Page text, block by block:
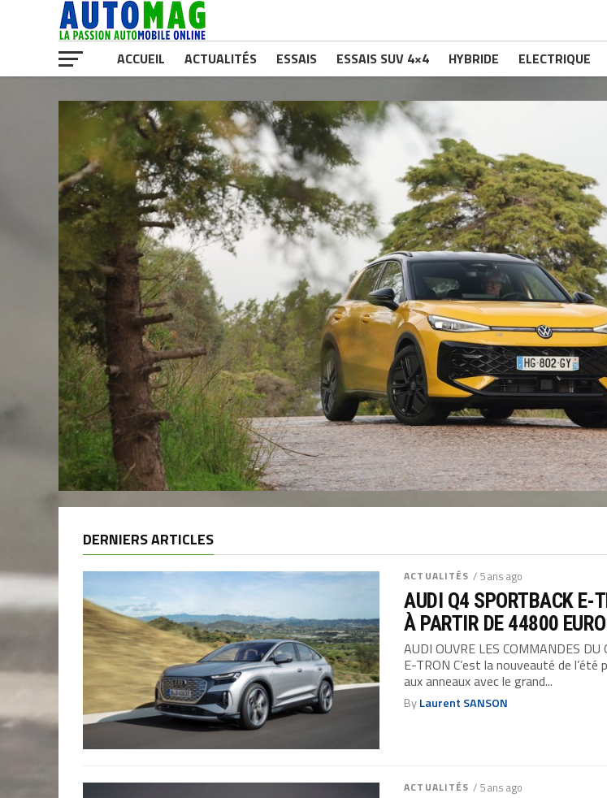
ACCUEIL ACTUALITÉS ESSAIS ESSAIS SUV 4×4 HYBRIDE ELECTRIQUE
DERNIERS ARTICLES
ACTUALITÉS / 5 ans ago
AUDI Q4 SPORTBACK E-
À PARTIR DE 44800
AUDI OUVRE LES COMMANDES DU
E-TRON C’est la nouveauté de l’été
aux anneaux avec le grand...
ByLaurent SANSON
ACTUALITÉS / 5 ans ago